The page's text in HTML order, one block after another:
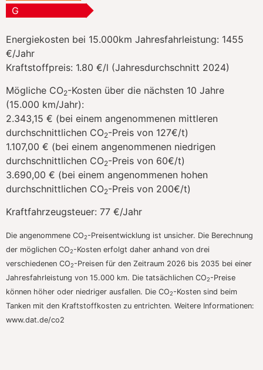
G
Energiekosten bei 15.000km Jahresfahrleistung: 1455
€/Jahr
Kraftstoffpreis: 1.80 €/l (Jahresdurchschnitt 2024)
Mögliche CO2-Kosten über die nächsten 10 Jahre
(15.000 km/Jahr):
2.343,15 € (bei einem angenommenen mittleren
durchschnittlichen CO2-Preis von 127€/t)
1.107,00 € (bei einem angenommenen niedrigen
durchschnittlichen CO2-Preis von 60€/t)
3.690,00 € (bei einem angenommenen hohen
durchschnittlichen CO2-Preis von 200€/t)
Kraftfahrzeugsteuer: 77 €/Jahr
Die angenommene CO2-Preisentwicklung ist unsicher. Die Berechnung
der möglichen CO2-Kosten erfolgt daher anhand von drei
verschiedenen CO2-Preisen für den Zeitraum 2026 bis 2035 bei einer
Jahresfahrleistung von 15.000 km. Die tatsächlichen CO2-Preise
können höher oder niedriger ausfallen. Die CO2-Kosten sind beim
Tanken mit den Kraftstoffkosten zu entrichten. Weitere Informationen:
www.dat.de/co2